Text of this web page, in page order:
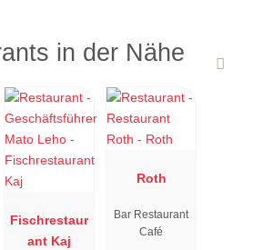
in der Nähe
Fischrestaur
ant Kaj
Roth
Bar Restaurant
Café